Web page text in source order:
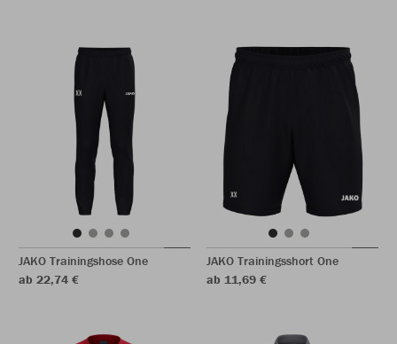
JAKO Trainingshose One
ab 22,74 €
JAKO Trainingsshort One
ab 11,69 €